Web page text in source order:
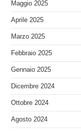
Maggio 2025
Aprile 2025
Marzo 2025
Febbraio 2025
Gennaio 2025
Dicembre 2024
Ottobre 2024
Agosto 2024